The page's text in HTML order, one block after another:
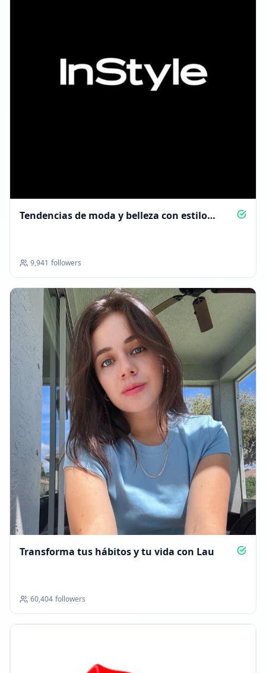
Tendencias de moda y belleza con estilo
9,941 followers
Transforma tus hábitos y tu vida con Lau
60,404 followers